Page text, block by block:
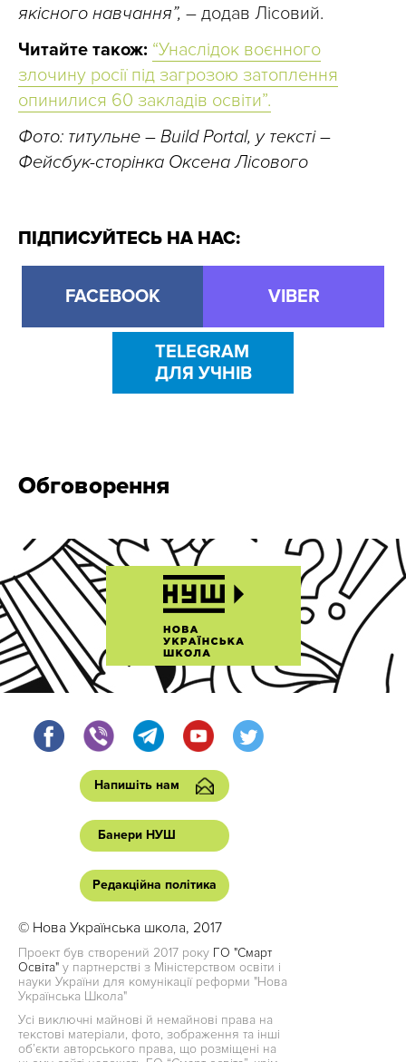
якісного навчання”, – додав Лісовий.
Читайте також: “Унаслідок воєнного
злочину росії під загрозою затоплення
опинилися 60 закладів освіти”.
Фото: титульне – Build Portal, у тексті –
Фейсбук-сторінка Оксена Лісового
ПІДПИСУЙТЕСЬ НА НАС:
FACEBOOK VIBER
TELEGRAM
ДЛЯ УЧНІВ
Обговорення
Напишіть нам
Банери НУШ
Редакційна політика
© Нова Українська школа, 2017
Проект був створений 2017 року ГО "Смарт
Освіта" у партнерстві з Міністерством освіти і
науки України для комунікації реформи "Нова
Українська Школа"
Усі виключні майнові й немайнові права на
текстові матеріали, фото, зображення та інші
об’єкти авторського права, що розміщені на